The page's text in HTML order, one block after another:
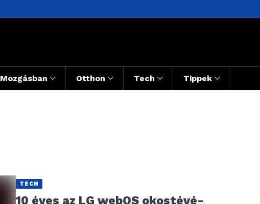
Mozgásban Otthon Tech Tippek
TECH
10 éves az LG webOS okostévé-